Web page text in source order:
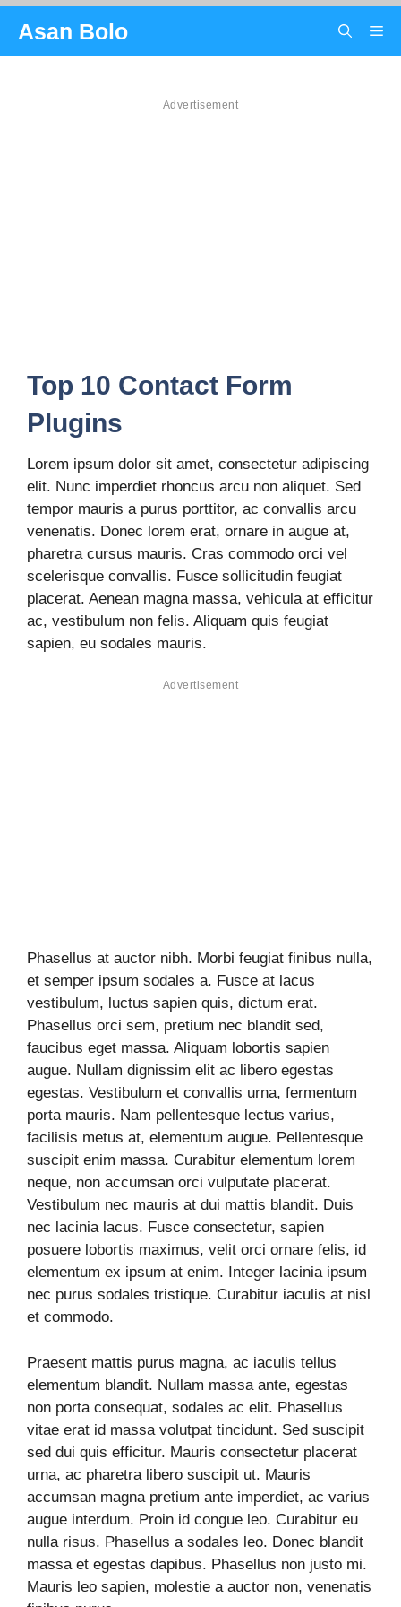
content
Asan Bolo
Advertisement
Top 10 Contact Form
Plugins
Lorem ipsum dolor sit amet, consectetur adipiscing
elit. Nunc imperdiet rhoncus arcu non aliquet. Sed
tempor mauris a purus porttitor, ac convallis arcu
venenatis. Donec lorem erat, ornare in augue at,
pharetra cursus mauris. Cras commodo orci vel
scelerisque convallis. Fusce sollicitudin feugiat
placerat. Aenean magna massa, vehicula at efficitur
ac, vestibulum non felis. Aliquam quis feugiat
sapien, eu sodales mauris.
Advertisement
Phasellus at auctor nibh. Morbi feugiat finibus nulla,
et semper ipsum sodales a. Fusce at lacus
vestibulum, luctus sapien quis, dictum erat.
Phasellus orci sem, pretium nec blandit sed,
faucibus eget massa. Aliquam lobortis sapien
augue. Nullam dignissim elit ac libero egestas
egestas. Vestibulum et convallis urna, fermentum
porta mauris. Nam pellentesque lectus varius,
facilisis metus at, elementum augue. Pellentesque
suscipit enim massa. Curabitur elementum lorem
neque, non accumsan orci vulputate placerat.
Vestibulum nec mauris at dui mattis blandit. Duis
nec lacinia lacus. Fusce consectetur, sapien
posuere lobortis maximus, velit orci ornare felis, id
elementum ex ipsum at enim. Integer lacinia ipsum
nec purus sodales tristique. Curabitur iaculis at nisl
et commodo.
Praesent mattis purus magna, ac iaculis tellus
elementum blandit. Nullam massa ante, egestas
non porta consequat, sodales ac elit. Phasellus
vitae erat id massa volutpat tincidunt. Sed suscipit
sed dui quis efficitur. Mauris consectetur placerat
urna, ac pharetra libero suscipit ut. Mauris
accumsan magna pretium ante imperdiet, ac varius
augue interdum. Proin id congue leo. Curabitur eu
nulla risus. Phasellus a sodales leo. Donec blandit
massa et egestas dapibus. Phasellus non justo mi.
Mauris leo sapien, molestie a auctor non, venenatis